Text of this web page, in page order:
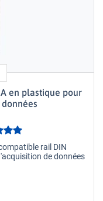
en plastique pour
rail DIN
de données